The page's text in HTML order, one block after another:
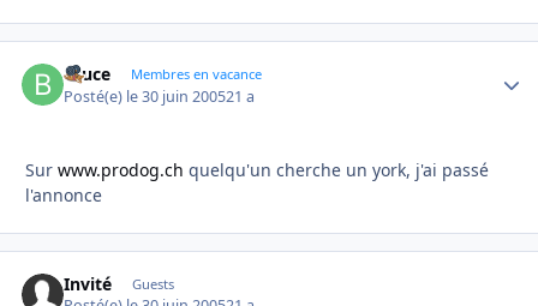
Bruce Membres en vacance
Posté(e) le 30 juin 200521 a
Sur www.prodog.ch quelqu'un cherche un york, j'ai passé
l'annonce
Invité Guests